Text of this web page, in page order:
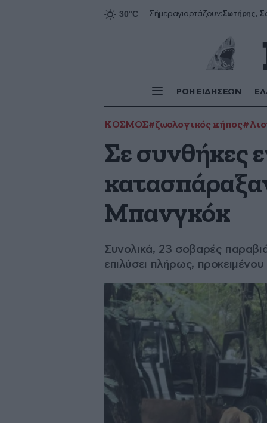
Σήμεραγιορτάζουν:
ΡΟΗ ΕΙΔΗΣΕΩΝ
ΚΟΣΜΟΣ#ζωολογικός κήπος
Σε συνθήκες
Μπανγκόκ
Συνολικά, 23 σοβαρές
επιλύσει πλήρως,